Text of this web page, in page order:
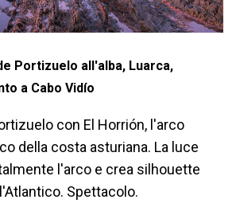
Portizuelo all'alba, Luarca,
a Cabo Vidío
con El Horrión, l'arco
della costa asturiana. La luce
l'arco e crea silhouette
Spettacolo.